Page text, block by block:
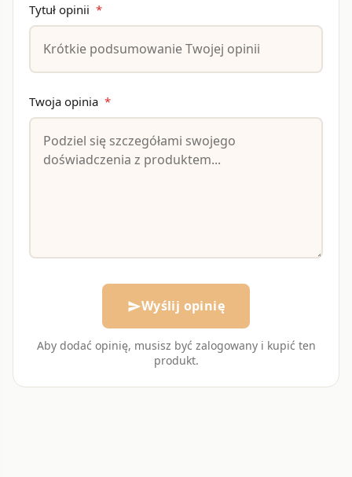
Tytuł opinii *
Twoja opinia *
sendWyślij opinię
Aby dodać opinię, musisz być zalogowany i kupić ten
produkt.